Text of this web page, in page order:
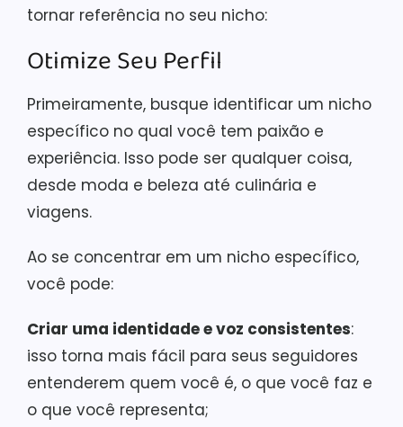
tornar referência no seu nicho:
Otimize Seu Perfil
Primeiramente, busque identificar um nicho
específico no qual você tem paixão e
experiência. Isso pode ser qualquer coisa,
desde moda e beleza até culinária e
viagens.
Ao se concentrar em um nicho específico,
você pode:
Criar uma identidade e voz consistentes:
isso torna mais fácil para seus seguidores
entenderem quem você é, o que você faz e
o que você representa;